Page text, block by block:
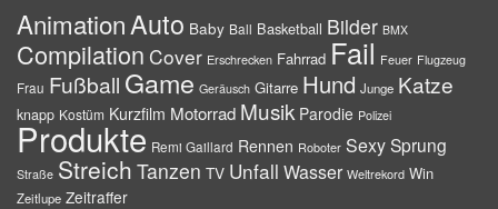
AnimationAuto Baby Ball Basketball Bilder BMX
Compilation Cover Erschrecken Fahrrad Fail Feuer Flugzeug
Frau Fußball Game Geräusch Gitarre Hund Junge Katze
knapp Kostüm Kurzfilm Motorrad Musik Parodie Polizei
Produkte Remi Gaillard Rennen Roboter SexySprung
Straße Streich Tanzen TV Unfall Wasser Weltrekord Win
Zeitlupe Zeitraffer